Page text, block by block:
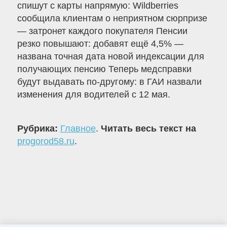
спишут с карты напрямую: Wildberries
сообщила клиентам о неприятном сюрпризе
— затронет каждого покупателя Пенсии
резко повышают: добавят ещё 4,5% —
названа точная дата новой индексации для
получающих пенсию Теперь медсправки
будут выдавать по-другому: в ГАИ назвали
изменения для водителей с 12 мая.
Рубрика: Главное. Читать весь текст на
progorod58.ru.